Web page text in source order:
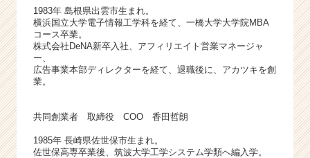
キ
ャ
ア
（C
r
C
a
1983年 島根県出雲市生まれ。
横浜国立大学電子情報工学科を経て、一橋大学大学院MBA
コース卒業。
株式会社DeNA新卒入社、アフィリエイト営業マネージャ
ー、
広告事業本部ディレクターを経て、退職後に、アカツキを創
業。
共同創業者 取締役 COO 香田哲朗
1985年 長崎県佐世保市生まれ。
佐世保高専卒業後、筑波大学工学システム学類へ編入学。